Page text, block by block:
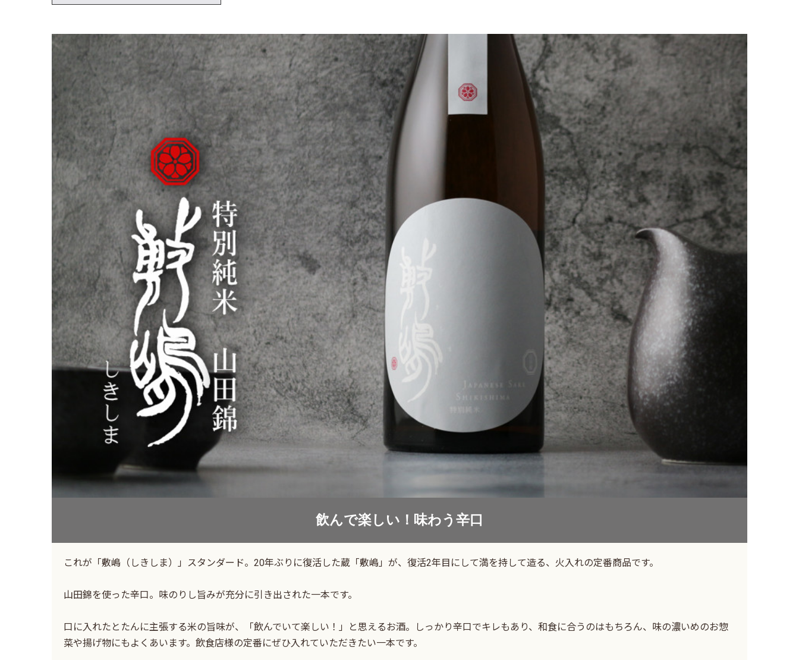
飲んで楽しい！味わう辛口
これが「敷嶋（しきしま）」スタンダード。20年ぶりに復活した蔵「敷嶋」が、復活2年目にして満を持して造る、火入れの定番商品です。
山田錦を使った辛口。味のりし旨みが充分に引き出された一本です。
口に入れたとたんに主張する米の旨味が、「飲んでいて楽しい！」と思えるお酒。しっかり辛口でキレもあり、和食に合うのはもちろん、味の濃いめのお惣
菜や揚げ物にもよくあいます。飲食店様の定番にぜひ入れていただきたい一本です。